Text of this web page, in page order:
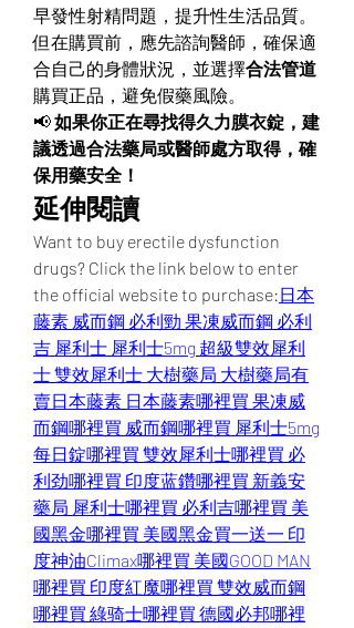
早發性射精問題，提升性生活品質。
但在購買前，應先諮詢醫師，確保適
合自己的身體狀況，並選擇合法管道
購買正品，避免假藥風險。
📢 如果你正在尋找得久力膜衣錠，建
議透過合法藥局或醫師處方取得，確
保用藥安全！
延伸閱讀
Want to buy erectile dysfunction
drugs? Click the link below to enter
the official website to purchase:日本
藤素 威而鋼 必利勁 果凍威而鋼 必利
吉 犀利士 犀利士5mg 超級雙效犀利
士雙效犀利士 大樹藥局 大樹藥局有
賣日本藤素 日本藤素哪裡買 果凍威
而鋼哪裡買 威而鋼哪裡買 犀利士5mg
每日錠哪裡買 雙效犀利士哪裡買 必
利劲哪裡買 印度蓝鑽哪裡買 新義安
藥局 犀利士哪裡買 必利吉哪裡買 美
國黑金哪裡買 美國黑金買一送一 印
度神油Climax哪裡買 美國GOOD MAN
哪裡買 印度紅魔哪裡買 雙效威而鋼
哪裡買 綠骑士哪裡買 德國必邦哪裡